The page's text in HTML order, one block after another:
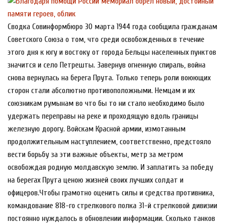
Сводка Совинформбюро 30 марта 1944 года сообщила гражданам
Советского Союза о том, что среди освобожденных в течение
этого дня к югу и востоку от города Бельцы населенных пунктов
значится и село Петрешты. Завернув огненную спираль, война
снова вернулась на берега Прута. Только теперь роли воюющих
сторон стали абсолютно противоположными. Немцам и их
союзникам румынам во что бы то ни стало необходимо было
удержать переправы на реке и проходящую вдоль границы
железную дорогу. Войскам Красной армии, измотанным
продолжительным наступлением, соответственно, предстояло
вести борьбу за эти важные объекты, метр за метром
освобождая родную молдавскую землю. И заплатить за победу
на берегах Прута ценою жизней своих лучших солдат и
офицеров.Чтобы грамотно оценить силы и средства противника,
командование 818-го стрелкового полка 31-й стрелковой дивизии
постоянно нуждалось в обновлении информации. Сколько танков